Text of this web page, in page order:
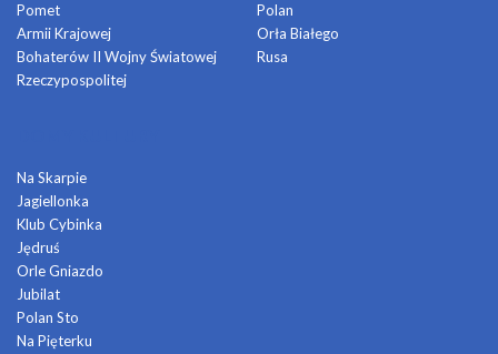
Pomet
Armii Krajowej
Bohaterów II Wojny Światowej
Rzeczypospolitej
Polan
Orła Białego
Rusa
Na Skarpie
Jagiellonka
Klub Cybinka
Jędruś
Orle Gniazdo
Jubilat
Polan Sto
Na Pięterku